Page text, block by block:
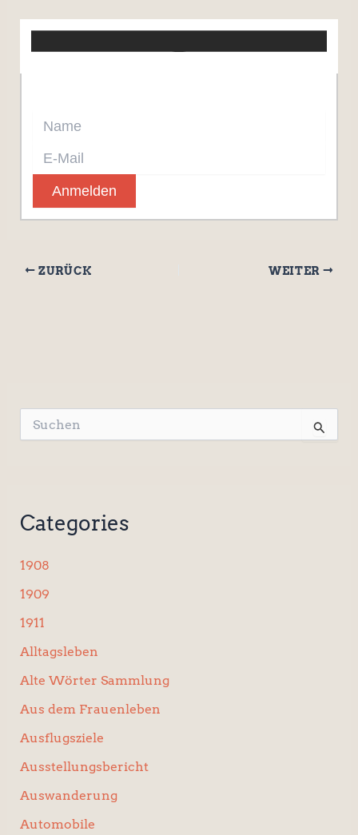
Anmelden
ZURÜCK WEITER
u
n
h
Categories
1908
1909
1911
Alltagsleben
Alte Wörter Sammlung
Aus dem Frauenleben
Ausflugsziele
Ausstellungsbericht
Auswanderung
Automobile